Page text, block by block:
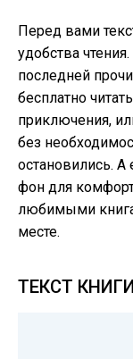
Перед вами
удобства
последней
бесплатно
приключения,
без
остановились.
фон для
любимыми
месте.
ТЕКСТ КНИГИ